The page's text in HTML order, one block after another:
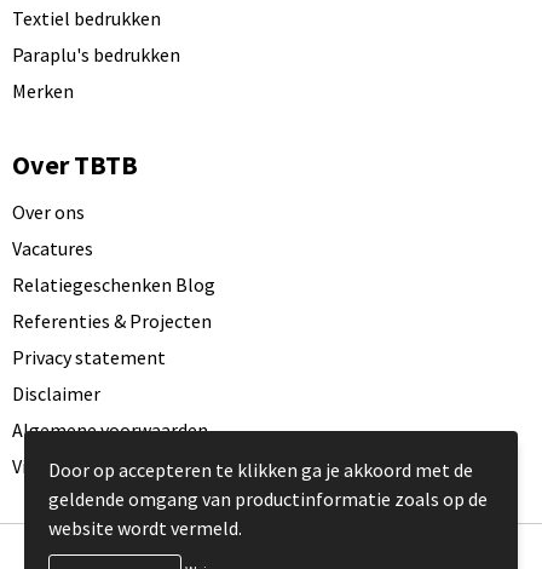
Textiel bedrukken
Paraplu's bedrukken
Merken
Over TBTB
Over ons
Vacatures
Relatiegeschenken Blog
Referenties & Projecten
Privacy statement
Disclaimer
Algemene voorwaarden
Visit our EU website
Door op accepteren te klikken ga je akkoord met de
geldende omgang van productinformatie zoals op de
website wordt vermeld.